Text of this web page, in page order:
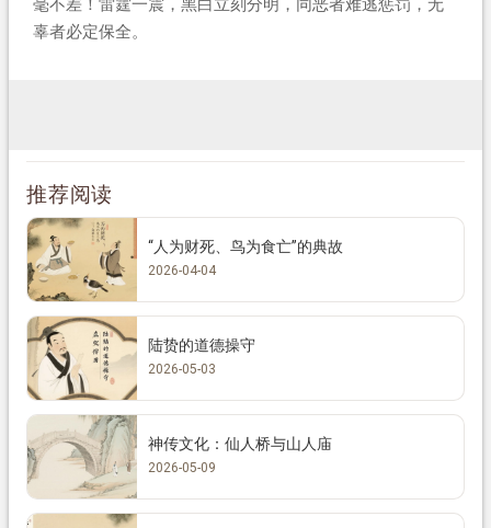
辜者必定保全。
推荐阅读
“人为财死、鸟为食亡”的典故
2026-04-04
陆贽的道德操守
2026-05-03
神传文化：仙人桥与山人庙
2026-05-09